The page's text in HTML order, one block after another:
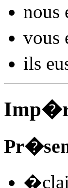
nous
vous
ils